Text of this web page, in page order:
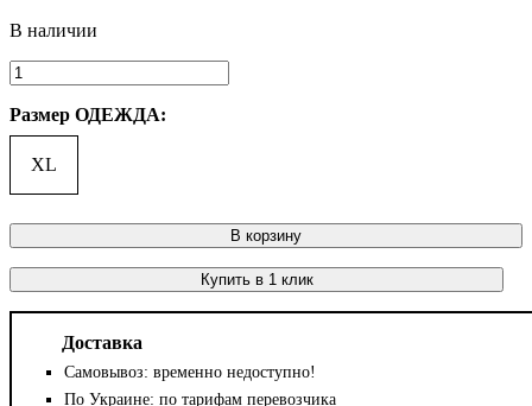
Размер ОДЕЖДА:
XL
В корзину
Купить в 1 клик
Доставка
Самовывоз: временно недоступно!
По Украине: по тарифам перевозчика